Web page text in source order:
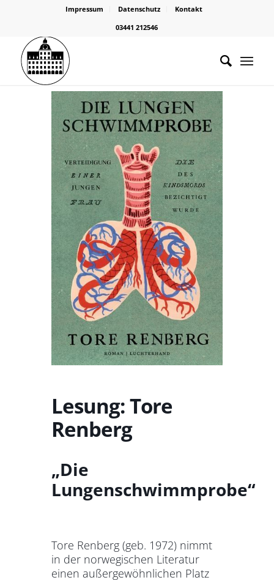
Impressum Datenschutz
Kontakt
03441 212546
Lesung: Tore
Renberg
„Die
Lungenschwimmprobe“
Tore Renberg (geb. 1972) nimmt
in der norwegischen Literatur
einen außergewöhnlichen Platz